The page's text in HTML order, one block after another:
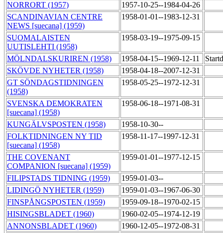
NORRORT (1957)
1957-10-25--1984-04-26
SCANDINAVIAN CENTRE
NEWS [suecana] (1959)
1958-01-01--1983-12-31
SUOMALAISTEN
UUTISLEHTI (1958)
1958-03-19--1975-09-15
MÖLNDALSKURIREN (1958) 1958-04-15--1969-12-11
SKÖVDE NYHETER (1958)
1958-04-18--2007-12-31
GT SÖNDAGSTIDNINGEN
(1958)
1958-05-25--1972-12-31
SVENSKA DEMOKRATEN
[suecana] (1958)
1958-06-18--1971-08-31
KUNGÄLVSPOSTEN (1958)
1958-10-30--
FOLKTIDNINGEN NY TID
[suecana] (1958)
1958-11-17--1997-12-31
THE COVENANT
COMPANION [suecana] (1959)
1959-01-01--1977-12-15
FILIPSTADS TIDNING (1959)
1959-01-03--
LIDINGÖ NYHETER (1959)
1959-01-03--1967-06-30
FINSPÅNGSPOSTEN (1959)
1959-09-18--1970-02-15
HISINGSBLADET (1960)
1960-02-05--1974-12-19
ANNONSBLADET (1960)
1960-12-05--1972-08-31